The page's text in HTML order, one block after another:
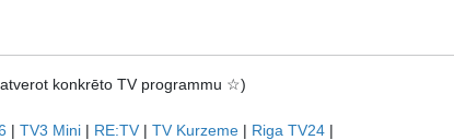
konkrēto TV programmu ☆)
| TV3 Mini | RE:TV | TV Kurzeme | Riga TV24 |